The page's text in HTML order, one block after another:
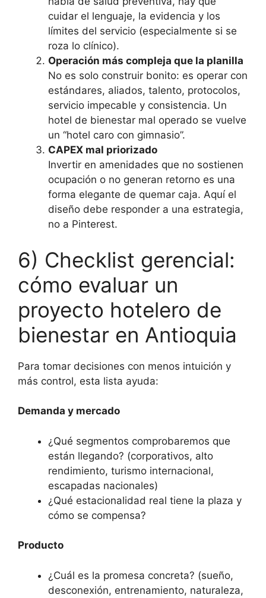
cuidar el lenguaje, la evidencia y los
límites del servicio (especialmente si se
roza lo clínico).
Operación más compleja que la planilla
No es solo construir bonito: es operar con
estándares, aliados, talento, protocolos,
servicio impecable y consistencia. Un
hotel de bienestar mal operado se vuelve
un “hotel caro con gimnasio”.
CAPEX mal priorizado
Invertir en amenidades que no sostienen
ocupación o no generan retorno es una
forma elegante de quemar caja. Aquí el
diseño debe responder a una estrategia,
no a Pinterest.
6) Checklist gerencial:
cómo evaluar un
proyecto hotelero de
bienestar en Antioquia
Para tomar decisiones con menos intuición y
más control, esta lista ayuda:
Demanda y mercado
¿Qué segmentos comprobaremos que
están llegando? (corporativos, alto
rendimiento, turismo internacional,
escapadas nacionales)
¿Qué estacionalidad real tiene la plaza y
cómo se compensa?
Producto
¿Cuál es la promesa concreta? (sueño,
desconexión, entrenamiento, naturaleza,